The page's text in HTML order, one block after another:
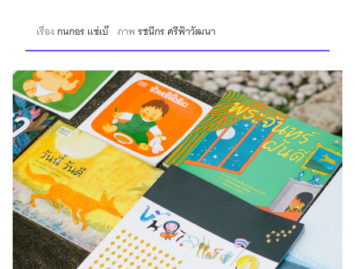
เรื่องกนกอร แซ่เบ๊ ภาพรชนีกร ศรีฟ้าวัฒนา